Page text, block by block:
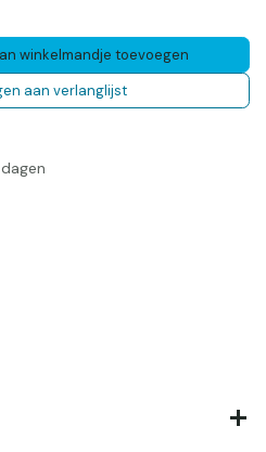
winkelmandje toevoegen
aan verlanglijst